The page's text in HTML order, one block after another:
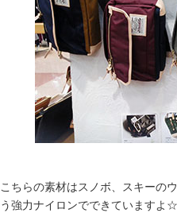
こちらの素材はスノボ、スキーの
う強力ナイロンでできています